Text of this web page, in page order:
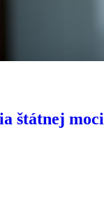
štátnej moci